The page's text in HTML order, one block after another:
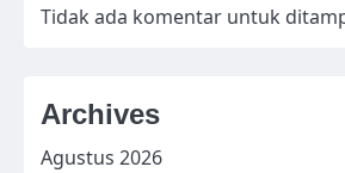
Tidak ada komentar untuk
Archives
Agustus 2026